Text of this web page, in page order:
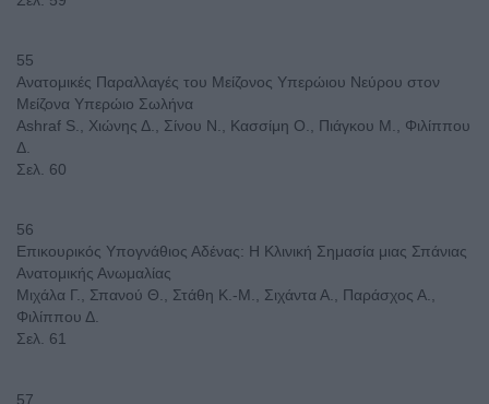
55
Ανατομικές Παραλλαγές του Μείζονος Υπερώιου Νεύρου στον
Μείζονα Υπερώιο Σωλήνα
Ashraf S., Χιώνης Δ., Σίνου Ν., Κασσίμη Ο., Πιάγκου Μ., Φιλίππου
Δ.
Σελ. 60
56
Επικουρικός Υπογνάθιος Αδένας: H Κλινική Σημασία μιας Σπάνιας
Ανατομικής Ανωμαλίας
Μιχάλα Γ., Σπανού Θ., Στάθη Κ.-Μ., Σιχάντα Α., Παράσχος Α.,
Φιλίππου Δ.
Σελ. 61
57